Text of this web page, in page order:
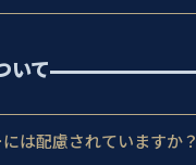
いて
は配慮されていますか？